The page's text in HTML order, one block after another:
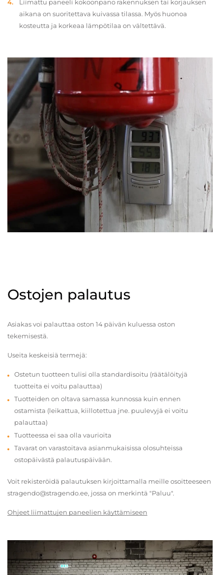
Liimattu paneeli kokoonpano rakennuksen tai korjauksen
aikana on suoritettava kuivassa tilassa. Myös huonoa
kosteutta ja korkeaa lämpötilaa on vältettävä.
Ostojen palautus
Asiakas voi palauttaa oston 14 päivän kuluessa oston
tekemisestä.
Useita keskeisiä termejä:
Ostetun tuotteen tulisi olla standardisoitu (räätälöityjä
tuotteita ei voitu palauttaa)
Tuotteiden on oltava samassa kunnossa kuin ennen
ostamista (leikattua, kiillotettua jne. puulevyjä ei voitu
palauttaa)
Tuotteessa ei saa olla vaurioita
Tavarat on varastoitava asianmukaisissa olosuhteissa
ostopäivästä palautuspäivään.
Voit rekisteröidä palautuksen kirjoittamalla meille osoitteeseen
stragendo@stragendo.ee, jossa on merkintä "Paluu".
Ohjeet liimattujen paneelien käyttämiseen